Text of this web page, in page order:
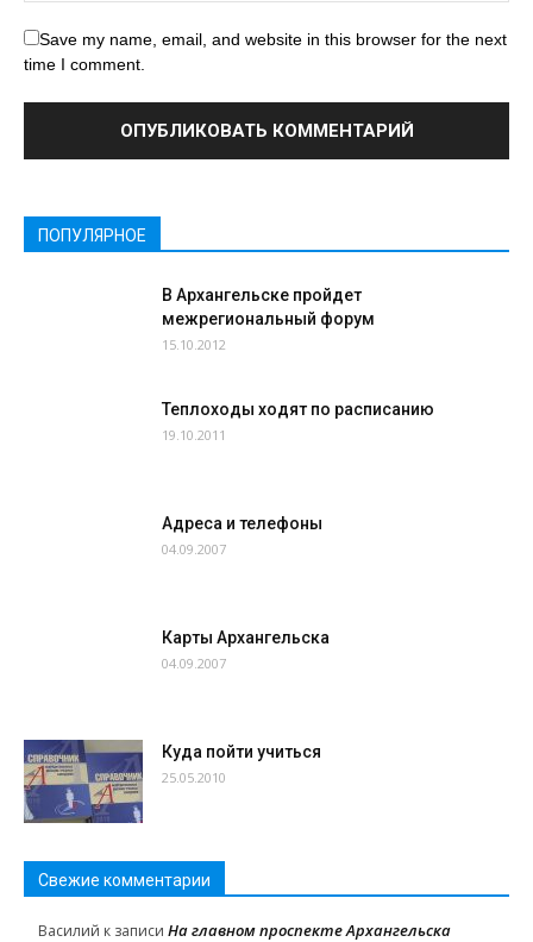
Save my name, email, and website in this browser for the next
time I comment.
ПОПУЛЯРНОЕ
В Архангельске пройдет
межрегиональный форум
15.10.2012
Теплоходы ходят по расписанию
19.10.2011
Адреса и телефоны
04.09.2007
Карты Архангельска
04.09.2007
Куда пойти учиться
25.05.2010
Свежие комментарии
Василий к записи На главном проспекте Архангельска